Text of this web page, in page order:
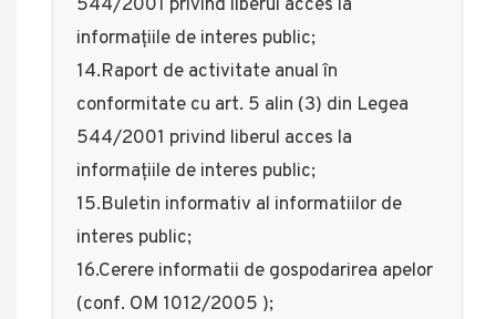
544/2001 privind liberul acces la
informațiile de interes public;
14.Raport de activitate anual în
conformitate cu art. 5 alin (3) din Legea
544/2001 privind liberul acces la
informațiile de interes public;
15.Buletin informativ al informatiilor de
interes public;
16.Cerere informatii de gospodarirea apelor
(conf. OM 1012/2005 );